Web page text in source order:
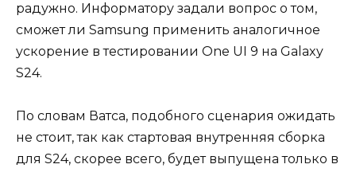
радужно. Информатору задали вопрос о том,
сможет ли Samsung применить аналогичное
ускорение в тестировании One UI 9 на Galaxy
S24.
По словам Ватса, подобного сценария ожидать
не стоит, так как стартовая внутренняя сборка
для S24, скорее всего, будет выпущена только в